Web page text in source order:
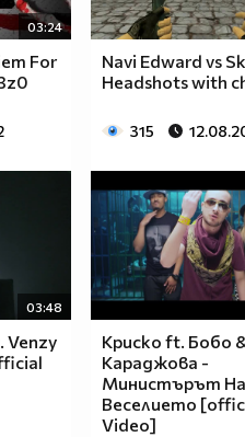
03:24
For
Navi Edward vs
Headshots with
315
03:48
Venzy
Криско ft. Бобо
Караджова -
Министърът На
Веселието
Video]